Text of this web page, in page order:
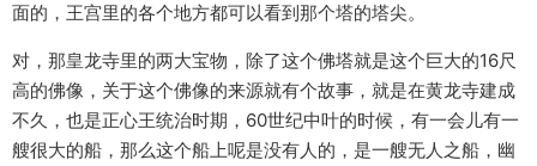
面的，王宫里的各个地方都可以看到那个塔的塔尖。
对，那皇龙寺里的两大宝物，除了这个佛塔就是这个巨大的16尺
高的佛像，关于这个佛像的来源就有个故事，就是在黄龙寺建成
不久，也是正心王统治时期，60世纪中叶的时候，有一会儿有一
艘很大的船，那么这个船上呢是没有人的，是一艘无人之船，幽